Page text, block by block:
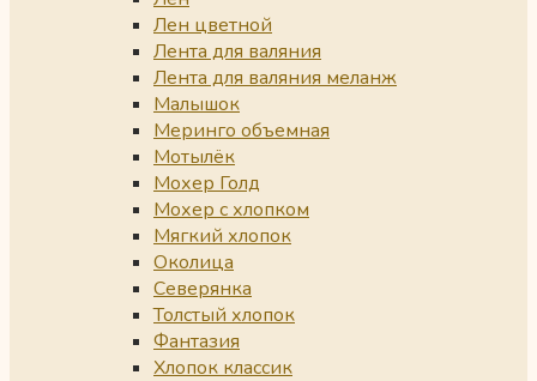
Лен цветной
Лента для валяния
Лента для валяния меланж
Малышок
Меринго объемная
Мотылёк
Мохер Голд
Мохер с хлопком
Мягкий хлопок
Околица
Северянка
Толстый хлопок
Фантазия
Хлопок классик